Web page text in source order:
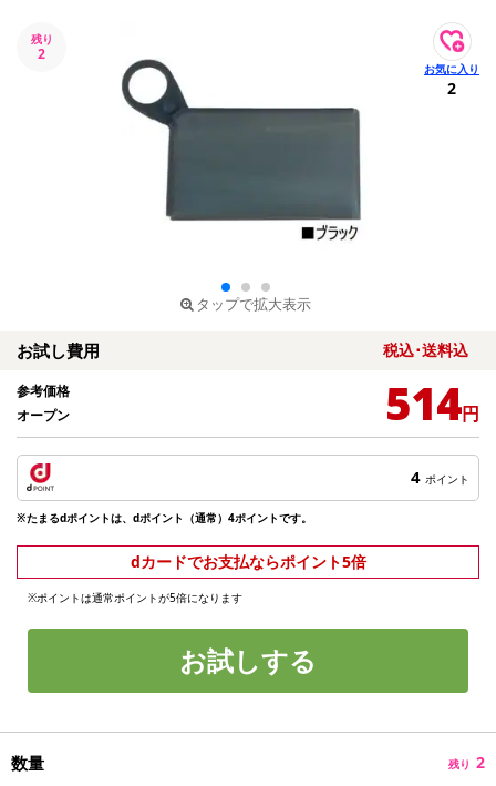
残り
2
タップで拡大表示
2
お試し費用 税込･送料込
参考価格
オープン
514円
4 ポイント
※たまるdポイントは、dポイント（通常）4ポイントです。
dカードでお支払ならポイント5倍
※ポイントは通常ポイントが5倍になります
お試しする
数量 残り 2